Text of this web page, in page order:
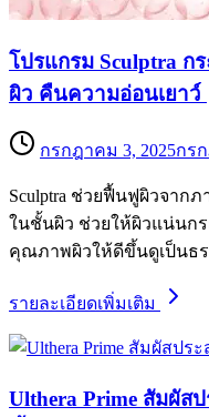
โปรแกรม Sculptra ก
ผิว คืนความอ่อนเยาว์
กรกฎาคม 3, 2025กร
Sculptra ช่วยฟื้นฟูผิวจาก
ในชั้นผิว ช่วยให้ผิวแน่นก
คุณภาพผิวให้ดีขึ้นดูเป็นธ
รายละเอียดเพิ่มเติม
Ulthera Prime สัมผัส